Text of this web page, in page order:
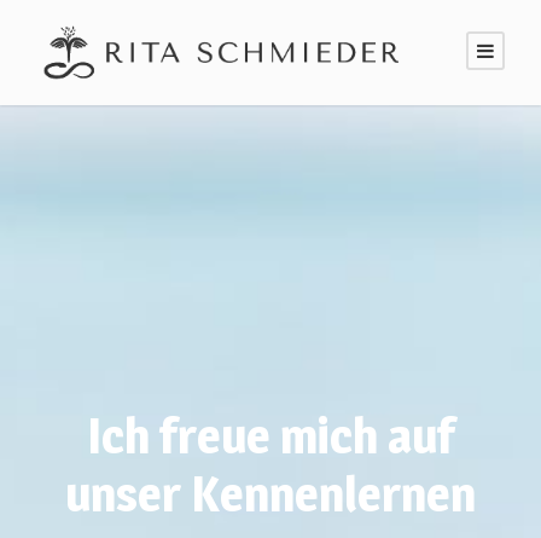
Ich freue mich auf
unser Kennenlernen